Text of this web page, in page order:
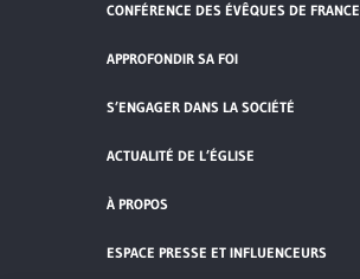
CONFÉRENCE DES ÉVÊQUES DE FRANCE
APPROFONDIR SA FOI
S’ENGAGER DANS LA SOCIÉTÉ
ACTUALITÉ DE L’ÉGLISE
À PROPOS
ESPACE PRESSE ET INFLUENCEURS